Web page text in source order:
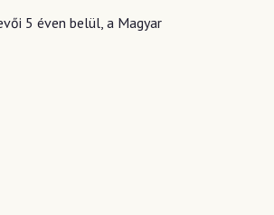
5 éven belül, a Magyar